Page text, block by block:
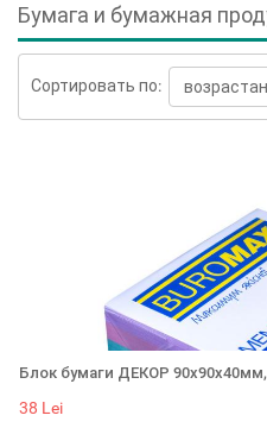
Бумага и бумажная
Сортировать по:
Блок бумаги ДЕКОР
38 Lei